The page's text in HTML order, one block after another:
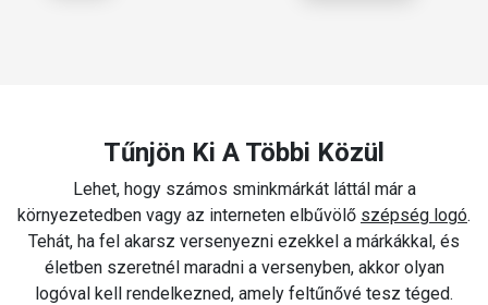
Tűnjön Ki A Többi Közül
Lehet, hogy számos sminkmárkát láttál már a
környezetedben vagy az interneten elbűvölő szépség logó.
Tehát, ha fel akarsz versenyezni ezekkel a márkákkal, és
életben szeretnél maradni a versenyben, akkor olyan
logóval kell rendelkezned, amely feltűnővé tesz téged.